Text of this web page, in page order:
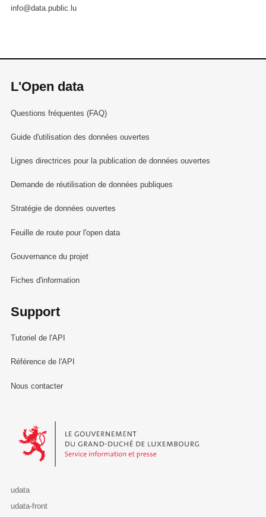
info@data.public.lu
L'Open data
Questions fréquentes (FAQ)
Guide d'utilisation des données ouvertes
Lignes directrices pour la publication de données ouvertes
Demande de réutilisation de données publiques
Stratégie de données ouvertes
Feuille de route pour l'open data
Gouvernance du projet
Fiches d'information
Support
Tutoriel de l'API
Référence de l'API
Nous contacter
Le Gouvernement du Grand-Duché de Luxembourg - Service
udata
udata-front